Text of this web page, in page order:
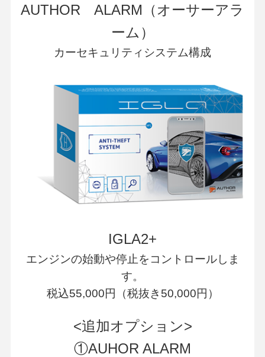
AUTHOR ALARM（オーサーアラ
ーム）
カーセキュリティシステム構成
IGLA2+
エンジンの始動や停止をコントロールしま
す。
税込55,000円（税抜き50,000円）
<追加オプション>
①AUHOR ALARM